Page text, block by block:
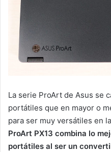
La serie ProArt de Asus se
portátiles que en mayor o
para ser muy versátiles en
ProArt PX13 combina lo
portátiles al ser un